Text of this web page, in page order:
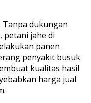
Tanpa dukungan
petani jahe di
panen
penyakit busuk
kualitas hasil
harga jual